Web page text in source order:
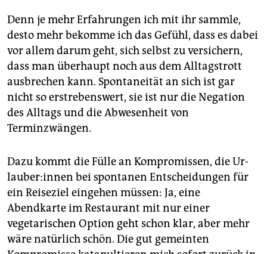
Denn je mehr Erfahrungen ich mit ihr sammle,
desto mehr bekomme ich das Gefühl, dass es dabei
vor allem darum geht, sich selbst zu versichern,
dass man überhaupt noch aus dem Alltagstrott
ausbrechen kann. Spontaneität an sich ist gar
nicht so erstrebenswert, sie ist nur die Negation
des Alltags und die Abwesenheit von
Terminzwängen.
Dazu kommt die Fülle an Kompromissen, die Ur­
lau­be­r:in­nen bei spontanen Entscheidungen für
ein Reiseziel eingehen müssen: Ja, eine
Abendkarte im Restaurant mit nur einer
vegetarischen Option geht schon klar, aber mehr
wäre natürlich schön. Die gut gemeinten